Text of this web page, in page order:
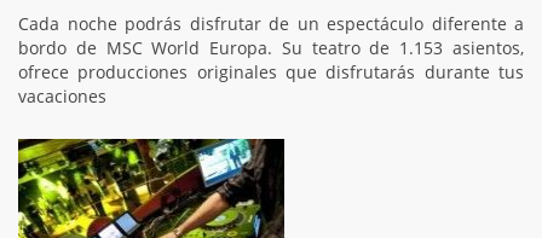
Cada noche podrás disfrutar de un espectáculo diferente a
bordo de MSC World Europa. Su teatro de 1.153 asientos,
ofrece producciones originales que disfrutarás durante tus
vacaciones